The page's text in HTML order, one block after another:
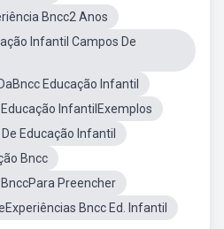
Bncc2 Anos
Infantil Campos De
Educação Infantil
InfantilExemplos
Educação Infantil
Bncc
Preencher
Bncc Ed. Infantil